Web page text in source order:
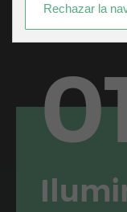
Rechazar la